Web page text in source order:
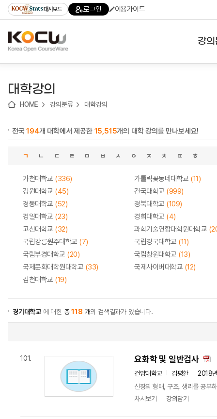
기
기
기
content)
가
대시보드 로그인 이용가이드
강
대학강의
HOME 강의분류 대학강의
전국194개 대학에서 제공한 15,515개의 대학 강의를 만나보세요!
ㄱ ㄴ ㄷ ㄹ ㅁ ㅂ ㅅ ㅇ ㅈ ㅊ ㅍ ㅎ
가천대학교 (336) 가톨릭꽃동네대학교 (11)
강원대학교 (45) 건국대학교 (999)
경동대학교 (52) 경북대학교 (109)
경일대학교 (23) 경희대학교 (4)
고신대학교 (32) 과학기술연합대학원대학교
국립강릉원주대학교 (7) 국립경국대학교 (11)
국립부경대학교 (20) 국립창원대학교 (13)
국제문화대학원대학교 (33) 국제사이버대학교 (12)
김천대학교 (19)
경기대학교 에 대한 총118 개의 검색결과가 있습니다.
101. 요화학 및 일반검사
건양대학교 김평환
2018
신장의 형태, 구조, 생리를 공부
차시보기
강의담기